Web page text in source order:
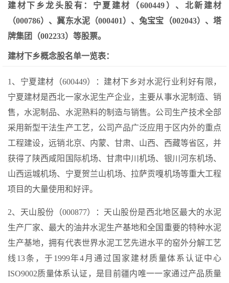
建材下乡龙头股有：宁夏建材（600449）、北新建材
（000786）、冀东水泥（000401）、兔宝宝（002043）、塔
牌集团（002233）等股票。
建材下乡概念股名单一览表：
1、宁夏建材（600449）：建材下乡对水泥行业利好有限，
宁夏建材是西北一家水泥生产企业，主要从事水泥制造、销
售，水泥制品、水泥熟料的制造与销售。公司生产技术全部
采用新型干法生产工艺，公司产品广泛应用于区内外的重点
工程建设，远销北京、内蒙、甘肃、山西、西藏等省区，并
获得了陕西咸阳国际机场、甘肃中川机场、银川河东机场、
山西运城机场、宁夏贺兰山机场、拉萨贡嘎机场等重大工程
项目的大量使用和好评。
2、天山股份（000877）：天山股份是西北地区最大的水泥
生产厂家、最大的油井水泥生产基地和全国重要的特种水泥
生产基地，拥有代表世界水泥工艺先进水平的窑外分解工艺
线13条，于1999年4月通过国家建材质量体系认证中心
ISO9002质量体系认证，是目前疆内唯一一家通过产品质量